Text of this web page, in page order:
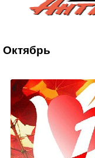
Октябрь